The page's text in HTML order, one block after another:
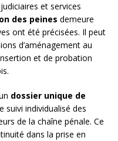
et services
des peines demeure
ont été précisées. Il peut
d’aménagement au
et de probation
dossier unique de
suivi individualisé des
de la chaîne pénale. Ce
dans la prise en